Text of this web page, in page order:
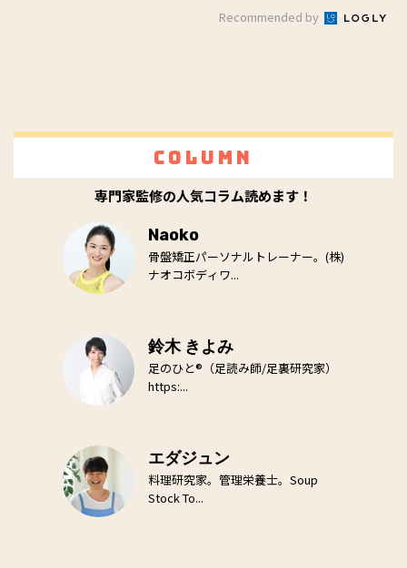
Recommended by
Column
専門家監修の人気コラム読めます！
Naoko
骨盤矯正パーソナルトレーナー。(株)
ナオコボディワ...
鈴木 きよみ
足のひと®（足読み師/足裏研究家）
https:...
エダジュン
料理研究家。管理栄養士。Soup
Stock To...